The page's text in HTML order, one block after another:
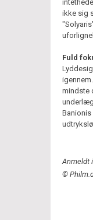
ikke sig
Fuld
mindste
Anmeldt
©